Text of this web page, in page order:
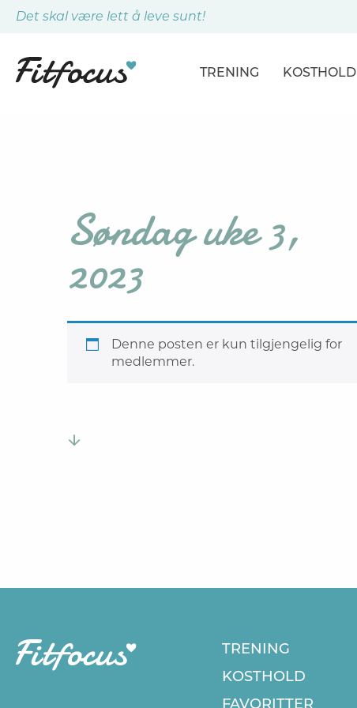
Det skal være lett å leve sunt!
TRENING KOSTHOLD
Søndag uke 3,
2023
Denne posten er kun tilgjengelig for
medlemmer.
TRENING
KOSTHOLD
FAVORITTER